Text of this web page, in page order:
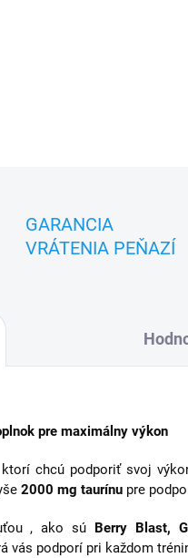
GARANCIA
VRÁTENIA PEŇAZÍ
pre maximálny výkon
chcú podporiť svoj
2000 mg taurínu pre
, ako sú Berry Blast,
vás podporí pri každom